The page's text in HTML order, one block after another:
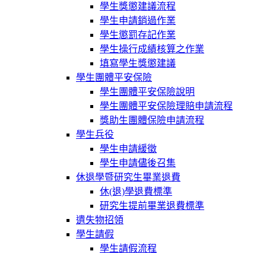
學生獎懲建議流程
學生申請銷過作業
學生懲罰存記作業
學生操行成績核算之作業
填寫學生獎懲建議
學生團體平安保險
學生團體平安保險說明
學生團體平安保險理賠申請流程
獎助生團體保險申請流程
學生兵役
學生申請緩徵
學生申請儘後召集
休退學暨研究生畢業退費
休(退)學退費標準
研究生提前畢業退費標準
遺失物招領
學生請假
學生請假流程